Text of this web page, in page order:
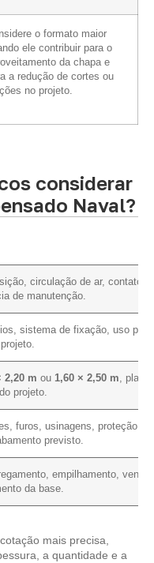
o formato maior
ele contribuir para o
da chapa e
a redução de cortes ou
no projeto.
considerar
Naval?
circulação de ar, contato
de manutenção.
sistema de fixação, uso
2,20 m ou 1,60 × 2,50 m, plano
projeto.
furos, usinagens, proteção
previsto.
empilhamento,
da base.
mais precisa,
a quantidade e a